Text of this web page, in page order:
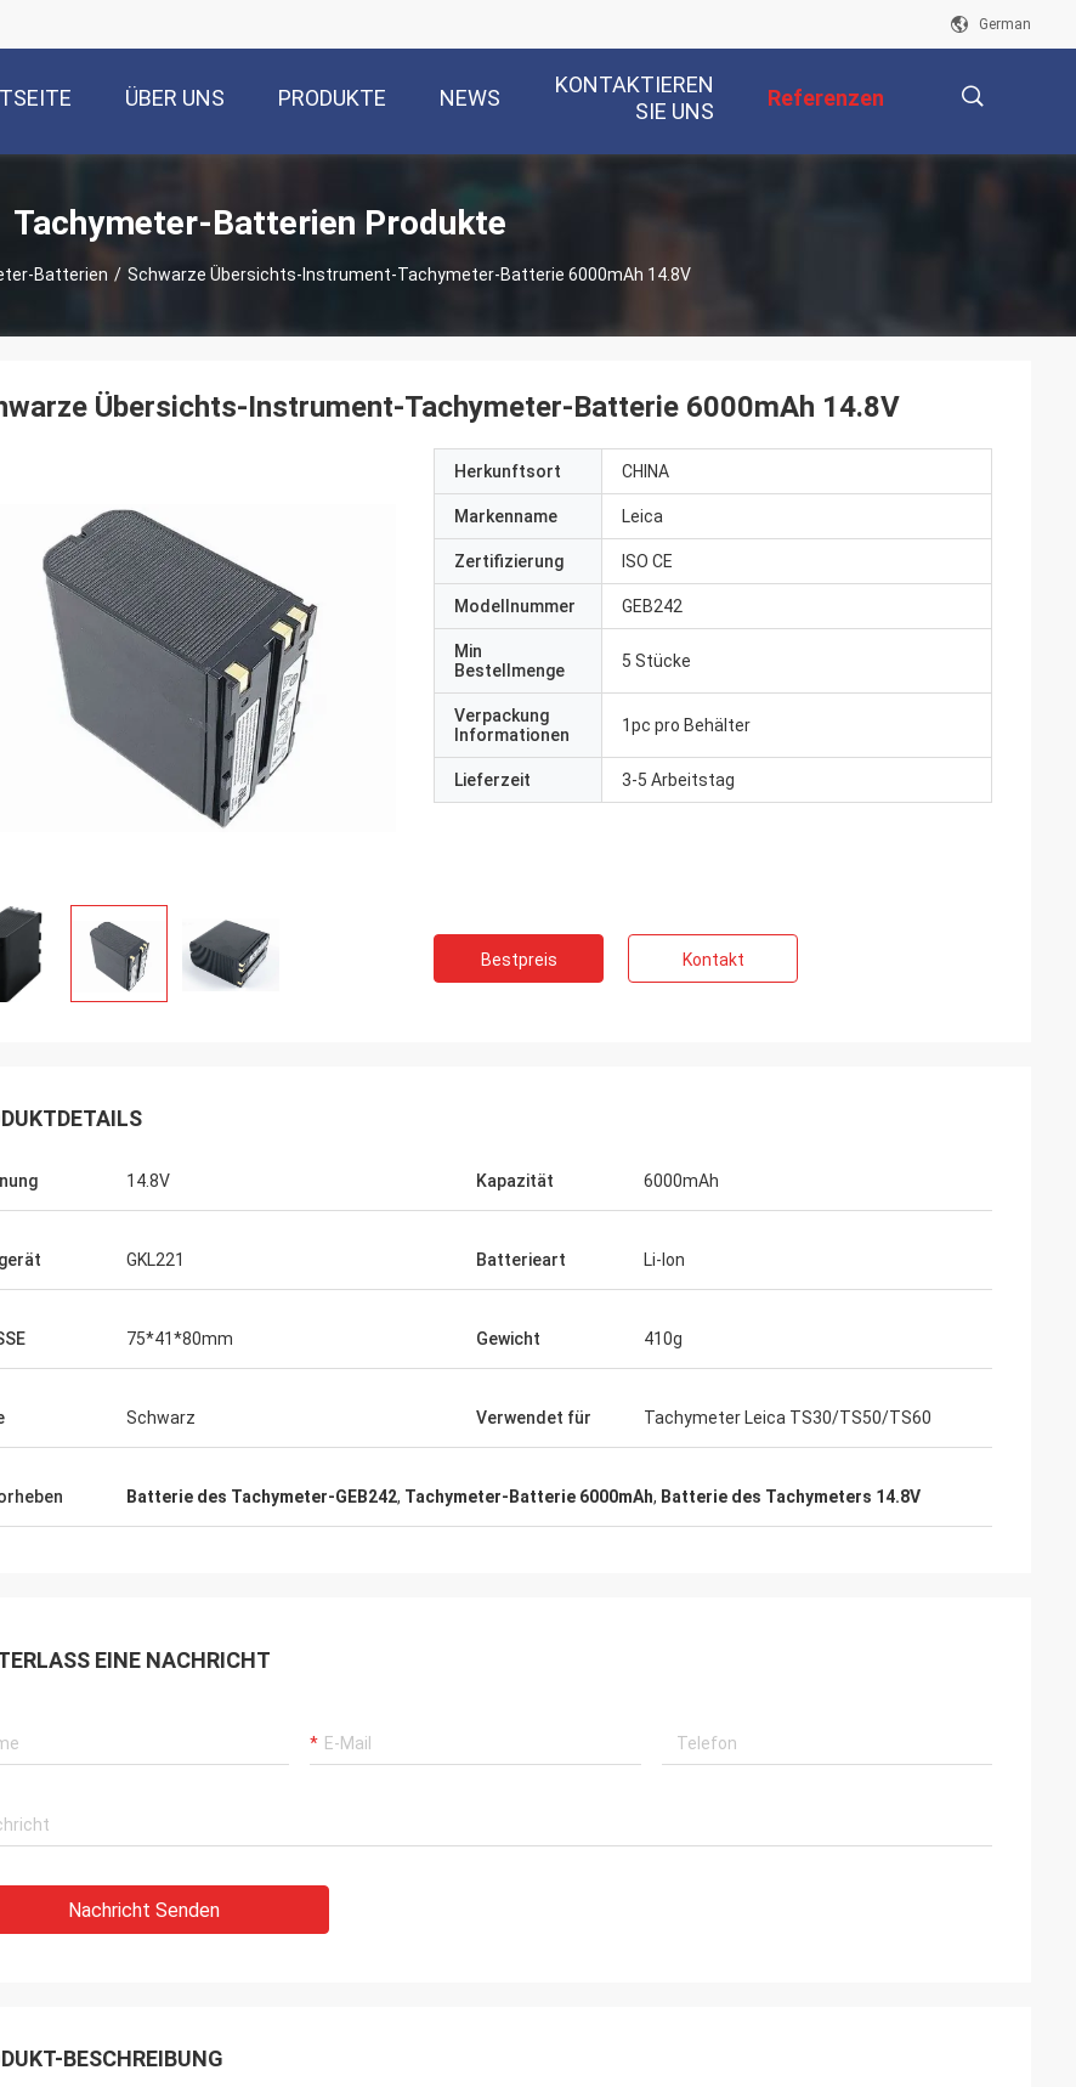
German
ÜBER UNS PRODUKTE NEWS
KONTAKTIEREN
SIE UNS
Referenzen
Tachymeter-Batterien Produkte
Batterien / Schwarze Übersichts-Instrument-Tachymeter-Batterie 6000mAh 14.8V
Übersichts-Instrument-Tachymeter-Batterie 6000mAh 14.8V
Herkunftsort CHINA
Markenname Leica
Zertifizierung ISO CE
Modellnummer GEB242
Min
Bestellmenge
5 Stücke
Verpackung
Informationen
1pc pro Behälter
Lieferzeit 3-5 Arbeitstag
Bestpreis Kontakt
14.8V Kapazität 6000mAh
GKL221 Batterieart Li-lon
75*41*80mm Gewicht 410g
Schwarz Verwendet für Tachymeter Leica TS30/TS50/TS60
Batterie des Tachymeter-GEB242, Tachymeter-Batterie 6000mAh, Batterie des Tachymeters 14.8V
EINE NACHRICHT
Nachricht Senden
BESCHREIBUNG